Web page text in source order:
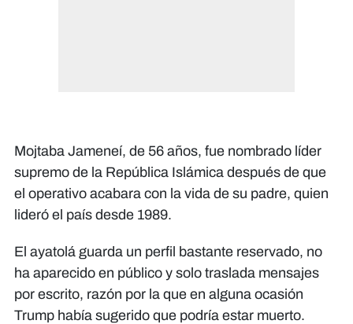
Mojtaba Jameneí, de 56 años, fue nombrado líder
supremo de la República Islámica después de que
el operativo acabara con la vida de su padre, quien
lideró el país desde 1989.
El ayatolá guarda un perfil bastante reservado, no
ha aparecido en público y solo traslada mensajes
por escrito, razón por la que en alguna ocasión
Trump había sugerido que podría estar muerto.